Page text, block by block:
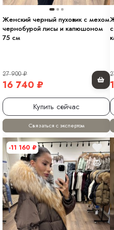
Женский черный пуховик с мехом
чернобурой лисы и капюшоном
75 см
27 900₽
16 740 ₽
Купить сейчас
Связаться с экспертом
-11 160 ₽